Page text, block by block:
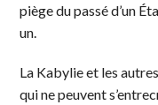
piège du passé d’un
un.
La Kabylie et les
qui ne peuvent